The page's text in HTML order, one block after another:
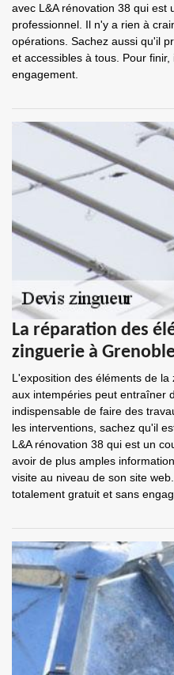
avec L&A rénovation 38 qui est
professionnel. Il n'y a rien à
opérations. Sachez aussi qu'il
et accessibles à tous. Pour
engagement.
La réparation des
zinguerie à
L'exposition des éléments de
aux intempéries peut entraîner
indispensable de faire des
les interventions, sachez qu'il
L&A rénovation 38 qui est un
avoir de plus amples
visite au niveau de son site
totalement gratuit et sans